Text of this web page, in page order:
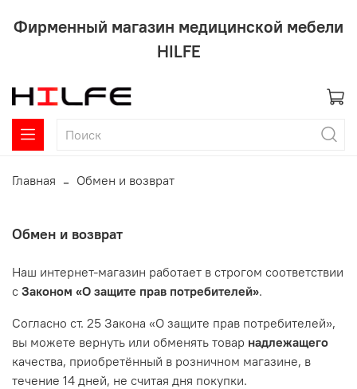
Фирменный магазин медицинской мебели
HILFE
Главная Обмен и возврат
Обмен и возврат
Наш интернет-магазин работает в строгом соответствии
с Законом «О защите прав потребителей».
Согласно ст. 25 Закона «О защите прав потребителей»,
вы можете вернуть или обменять товар надлежащего
качества, приобретённый в розничном магазине, в
течение 14 дней, не считая дня покупки.